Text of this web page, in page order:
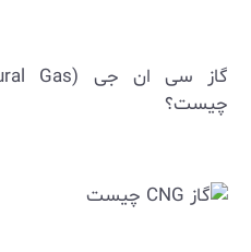
گاز سی ان جی Gas)
چیست؟